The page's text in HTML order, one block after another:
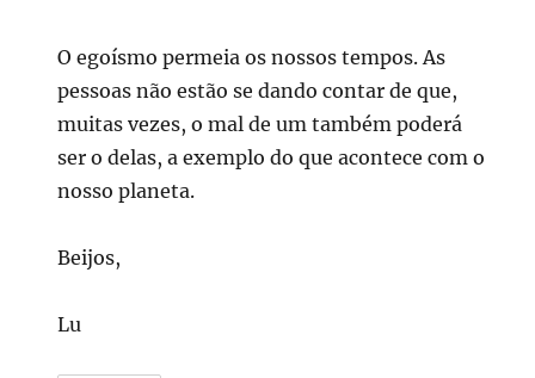
O egoísmo permeia os nossos tempos. As
pessoas não estão se dando contar de que,
muitas vezes, o mal de um também poderá
ser o delas, a exemplo do que acontece com o
nosso planeta.
Beijos,
Lu